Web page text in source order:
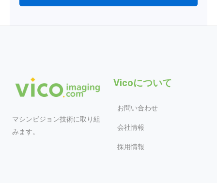
マシンビジョン技術に取り組
みます。
Vicoについて
お問い合わせ
会社情報
採用情報